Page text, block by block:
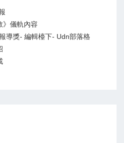
儀軌內容
導獎- 編輯檯下- Udn部落格